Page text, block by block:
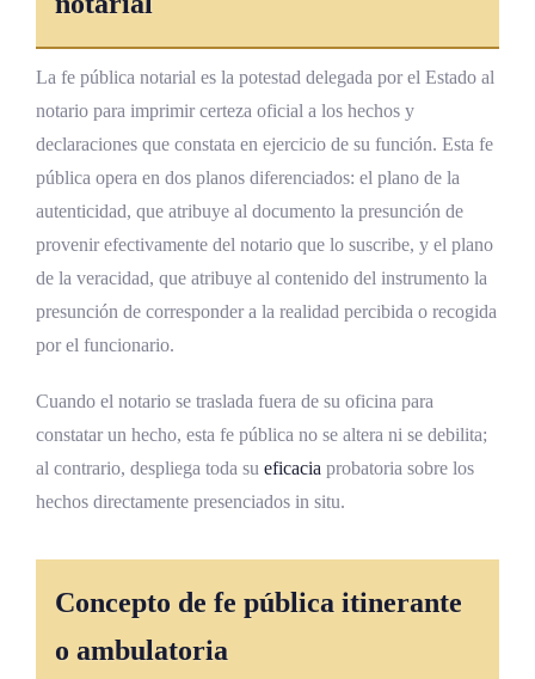
Actas de inspección de inmuebles
Actas de asambleas de propietarios y
Actas de notificación extrajudicial
Actas de protesto cambiario
Actas en sede administrativa y judicial
Actas en operaciones bancarias y financieras
Actas relacionadas con tecnología y
comunicaciones digitales
Análisis comparado con otros ordenamientos
El modelo español
El modelo francés
Centroamérica
El sistema del common law
La fe pública notarial es la potestad delegada por el Estado al
notario para imprimir certeza oficial a los hechos y
declaraciones que constata en ejercicio de su función. Esta fe
pública opera en dos planos diferenciados: el plano de la
autenticidad, que atribuye al documento la presunción de
provenir efectivamente del notario que lo suscribe, y el plano
de la veracidad, que atribuye al contenido del instrumento la
presunción de corresponder a la realidad percibida o recogida
por el funcionario.
Cuando el notario se traslada fuera de su oficina para
constatar un hecho, esta fe pública no se altera ni se debilita;
al contrario, despliega toda su eficacia probatoria sobre los
hechos directamente presenciados in situ.
Concepto de fe pública itinerante
o ambulatoria